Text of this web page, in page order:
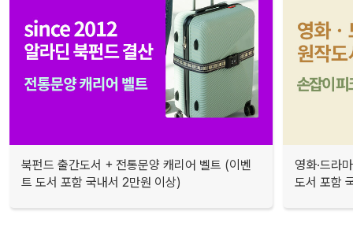
북펀드 출간도서 + 전통문양 캐리어 벨트 (이벤
트 도서 포함 국내서 2만원 이상)
영화·드라
도서 포함